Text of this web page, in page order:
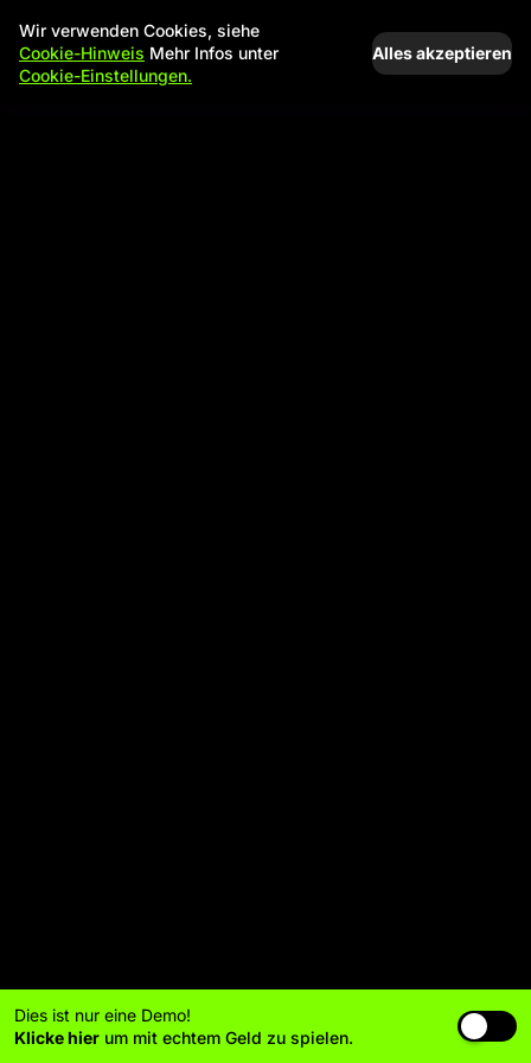
Dies ist nur eine Demo!
Klicke hier um mit echtem Geld zu spielen.
Wir verwenden Cookies, siehe
Cookie-Hinweis Mehr Infos unter
Cookie-Einstellungen.
Alles akzeptieren